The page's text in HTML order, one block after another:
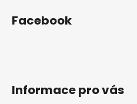
Facebook
Informace pro vás